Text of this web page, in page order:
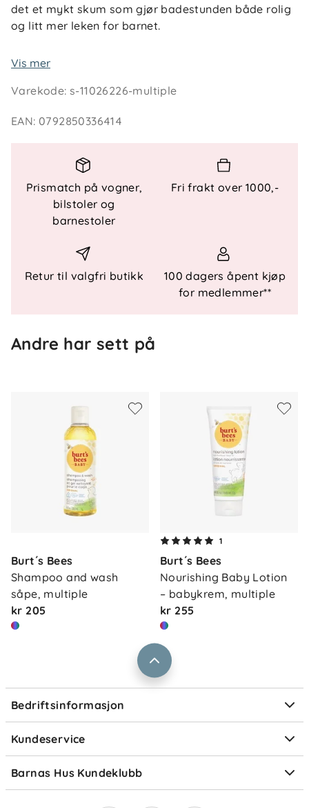
det et mykt skum som gjør badestunden både rolig
og litt mer leken for barnet.
Formelen inneholder plantebaserte rensende
til å pleie huden under bading. Den er utviklet for
Den milde duften er naturlig og uten syntetisk
Produktet er testet av barneleger og kan brukes fra
nyfødt.
Vis mer
Varekode:s-11026226-multiple
EAN:0792850336414
Prismatch på vogner,
bilstoler og
barnestoler
Fri frakt over 1000,-
Retur til valgfri butikk
100 dagers åpent kjøp
for medlemmer**
Andre har sett på
Burt´s Bees
Shampoo and wash
såpe, multiple
kr 205
1
Burt´s Bees
Nourishing Baby Lotion
– babykrem, multiple
kr 255
Bedriftsinformasjon
Våre butikker
Vårt samfunnsansvar
Jobbe i Barnas Hus
Størrelsesguider
Kundeservice
Frakt og levering
Retur og reklamasjon
Salgsbetingelser
Ofte stilte spørsmål
Om Klarna
Barnas Hus Kundeklubb
Medlemsvilkår